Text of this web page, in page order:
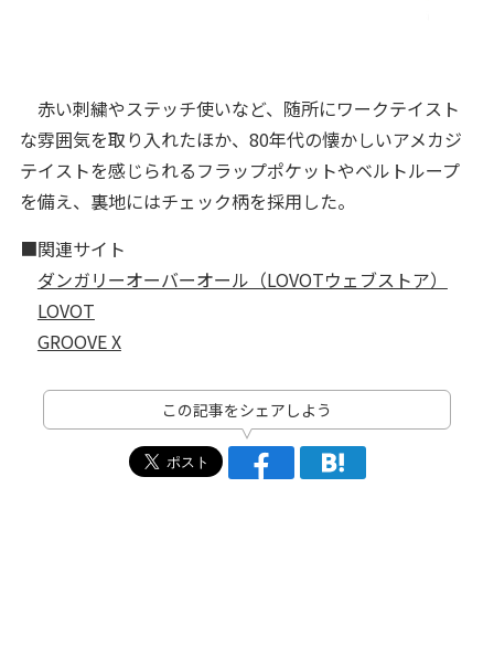
赤い刺繍やステッチ使いなど、随所にワークテイスト
な雰囲気を取り入れたほか、80年代の懐かしいアメカジ
テイストを感じられるフラップポケットやベルトループ
を備え、裏地にはチェック柄を採用した。
■関連サイト
ダンガリーオーバーオール（LOVOTウェブストア）
LOVOT
GROOVE X
この記事をシェアしよう